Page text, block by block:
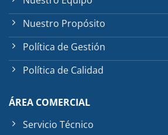
Nuestro Propósito
Política de Gestión
Política de Calidad
ÁREA COMERCIAL
Servicio Técnico